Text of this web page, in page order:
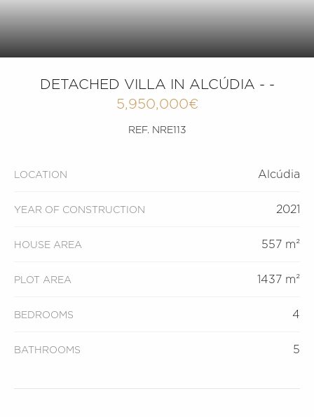
DETACHED VILLA IN ALCÚDIA - -
5,950,000€
REF. NRE113
LOCATION Alcúdia
YEAR OF CONSTRUCTION 2021
HOUSE AREA 557 m²
PLOT AREA 1437 m²
BEDROOMS 4
BATHROOMS 5